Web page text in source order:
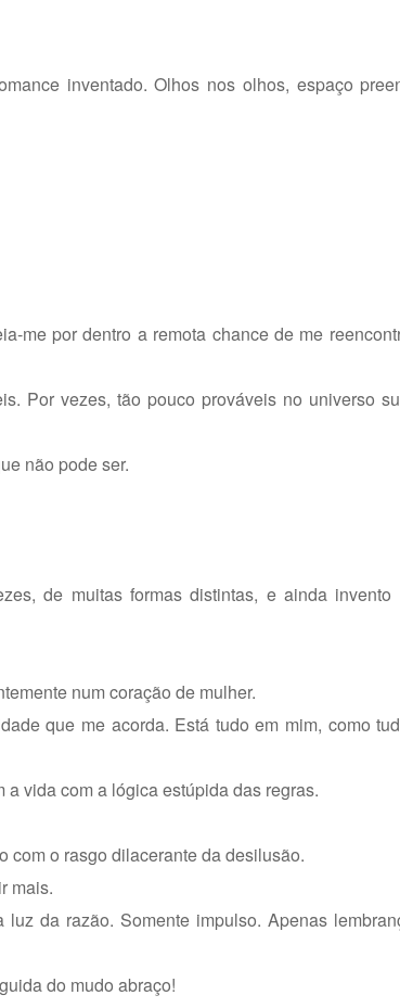
inventado. Olhos nos olhos, espaço
me por dentro a remota chance de me
Por vezes, tão pouco prováveis no universo
não pode ser.
de muitas formas distintas, e ainda invento
num coração de mulher.
que me acorda. Está tudo em mim, como
vida com a lógica estúpida das regras.
com o rasgo dilacerante da desilusão.
mais.
da razão. Somente impulso. Apenas
do mudo abraço!